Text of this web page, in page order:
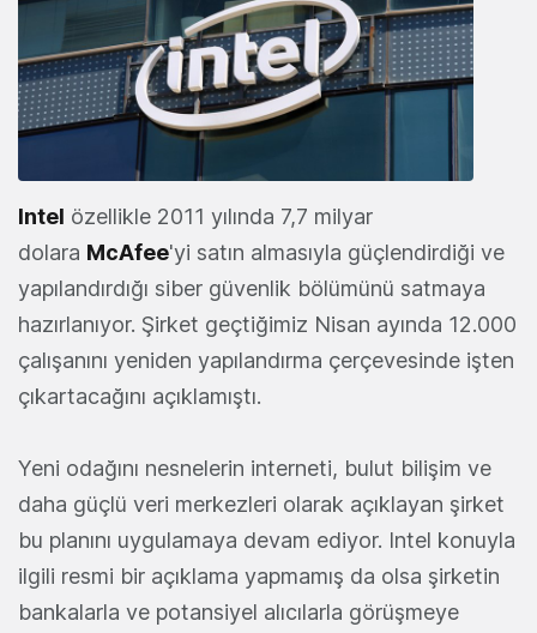
Intel özellikle 2011 yılında 7,7 milyar
dolara McAfee'yi satın almasıyla güçlendirdiği ve
yapılandırdığı siber güvenlik bölümünü satmaya
hazırlanıyor. Şirket geçtiğimiz Nisan ayında 12.000
çalışanını yeniden yapılandırma çerçevesinde işten
çıkartacağını açıklamıştı.
Yeni odağını nesnelerin interneti, bulut bilişim ve
daha güçlü veri merkezleri olarak açıklayan şirket
bu planını uygulamaya devam ediyor. Intel konuyla
ilgili resmi bir açıklama yapmamış da olsa şirketin
bankalarla ve potansiyel alıcılarla görüşmeye